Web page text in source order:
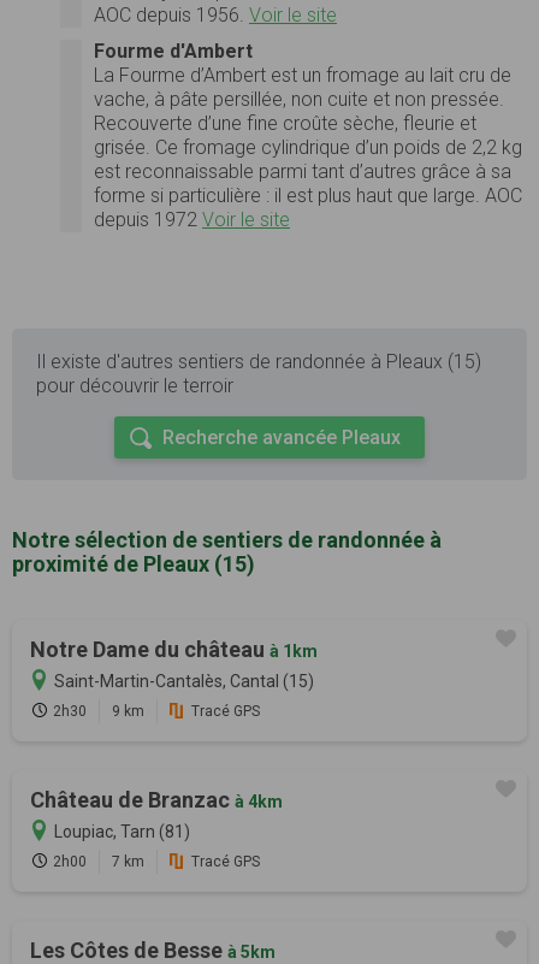
AOC depuis 1956. Voir le site
Fourme d'Ambert
La Fourme d’Ambert est un fromage au lait cru de
vache, à pâte persillée, non cuite et non pressée.
Recouverte d’une fine croûte sèche, fleurie et
grisée. Ce fromage cylindrique d’un poids de 2,2 kg
est reconnaissable parmi tant d’autres grâce à sa
forme si particulière : il est plus haut que large. AOC
depuis 1972 Voir le site
Il existe d'autres sentiers de randonnée à Pleaux (15)
pour découvrir le terroir
Recherche avancée Pleaux
Notre sélection de sentiers de randonnée à
proximité de Pleaux (15)
Notre Dame du château à 1km
Saint-Martin-Cantalès, Cantal (15)
2h30 9 km Tracé GPS
Château de Branzac à 4km
Loupiac, Tarn (81)
2h00 7 km Tracé GPS
Les Côtes de Besse à 5km